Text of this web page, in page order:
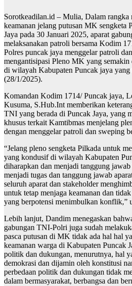
Sorotkeadilan.id – Mulia, Dalam rangka
keamanan jelang putusan MK sengketa
Jaya pada 30 Januari 2025, aparat
melaksanakan patroli bersama Kodim
Polres puncak jaya menggelar patroli
mengantisipasi Pleno MK yang semakin
di wilayah Kabupaten Puncak jaya
(28/1/2025).
Komandan Kodim 1714/ Puncak jaya,
Kusuma, S.Hub.Int memberikan
TNI yang berada di Puncak Jaya, yang
khusus terkait Kamtibmas menjelang
dengan menggelar patroli dan sweping
“Jelang pleno sengketa Pilkada untuk
yang kondusif di wilayah Kabupaten
diharapkan dan menjadi tanggung
menjadi tugas dan tanggung jawab
seluruh aparat dan stakeholder
untuk tetap menjaga keamanan dan
yang berpotensi menimbulkan konflik,”
Lebih lanjut, Dandim menegaskan
gabungan TNI-Polri juga sudah
pasca putusan di MK tidak ada hal hal
keamanan warga di Kabupaten Puncak
politik dan dukungan, menurutnya, hal
demokrasi dan dijamin oleh konstitusi
perbedaan politik dan dukungan tidak
dalam bermasyarakat, berbangsa dan